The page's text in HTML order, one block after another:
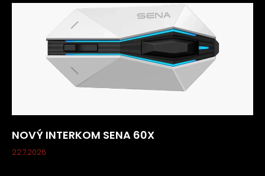
NOVÝ INTERKOM SENA 60X
22.7.2026